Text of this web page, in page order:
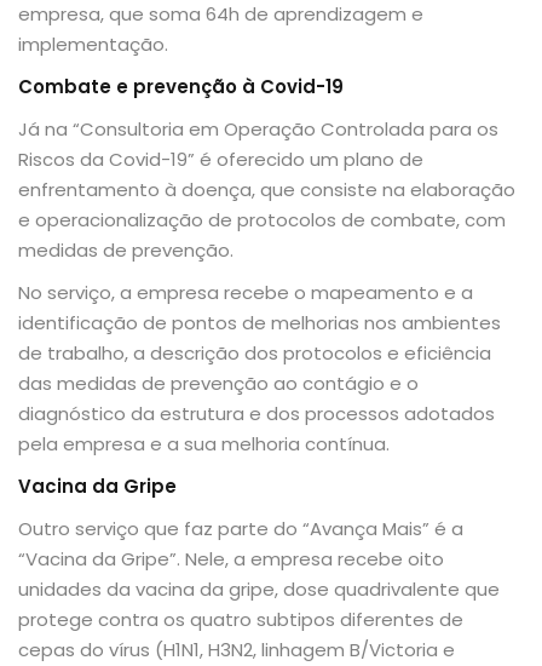
empresa, que soma 64h de aprendizagem e
implementação.
Combate e prevenção à Covid-19
Já na “Consultoria em Operação Controlada para os
Riscos da Covid-19” é oferecido um plano de
enfrentamento à doença, que consiste na elaboração
e operacionalização de protocolos de combate, com
medidas de prevenção.
No serviço, a empresa recebe o mapeamento e a
identificação de pontos de melhorias nos ambientes
de trabalho, a descrição dos protocolos e eficiência
das medidas de prevenção ao contágio e o
diagnóstico da estrutura e dos processos adotados
pela empresa e a sua melhoria contínua.
Vacina da Gripe
Outro serviço que faz parte do “Avança Mais” é a
“Vacina da Gripe”. Nele, a empresa recebe oito
unidades da vacina da gripe, dose quadrivalente que
protege contra os quatro subtipos diferentes de
cepas do vírus (H1N1, H3N2, linhagem B/Victoria e